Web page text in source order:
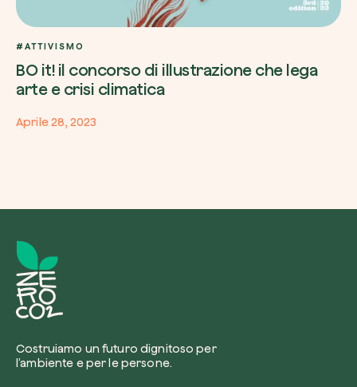
#ATTIVISMO
BO it! il concorso di illustrazione che lega
arte e crisi climatica
Aprile 28, 2023
Costruiamo un futuro dignitoso per
l’ambiente e per le persone.